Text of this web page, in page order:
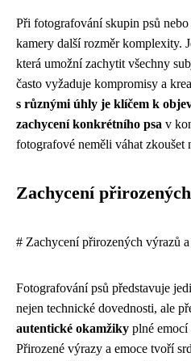
Při fotografování skupin psů
kamery další rozměr komplexity.
která umožní zachytit všechny
často vyžaduje kompromisy a
s různými úhly je klíčem k
zachycení konkrétního psa v
fotografové neměli váhat
Zachycení
# Zachycení přirozených výrazů
Fotografování psů představuje
nejen technické dovednosti, ale
autentické okamžiky plné emocí
Přirozené výrazy a emoce tvoří